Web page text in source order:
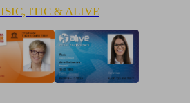
ISIC, ITIC & ALIVE